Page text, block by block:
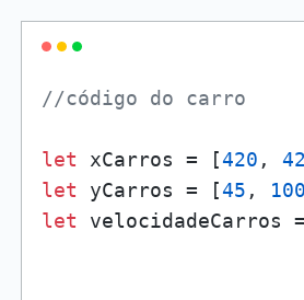
//código do carro
let xCarros = [420 ,
let yCarros = [45 , 100
let velocidadeCarros